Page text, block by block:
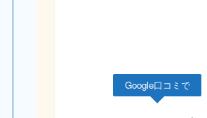
Google口コミで